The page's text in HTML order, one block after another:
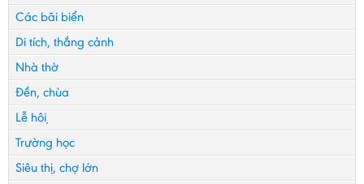
Các bãi biển
Di tích, thắng cảnh
Nhà thờ
Đền, chùa
Lễ hội
Trường học
Siêu thị, chợ lớn